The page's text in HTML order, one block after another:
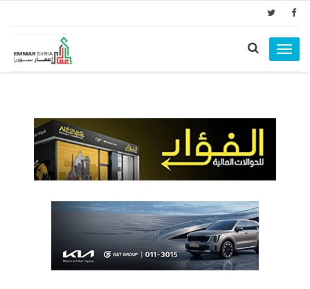
Toggle
navigation